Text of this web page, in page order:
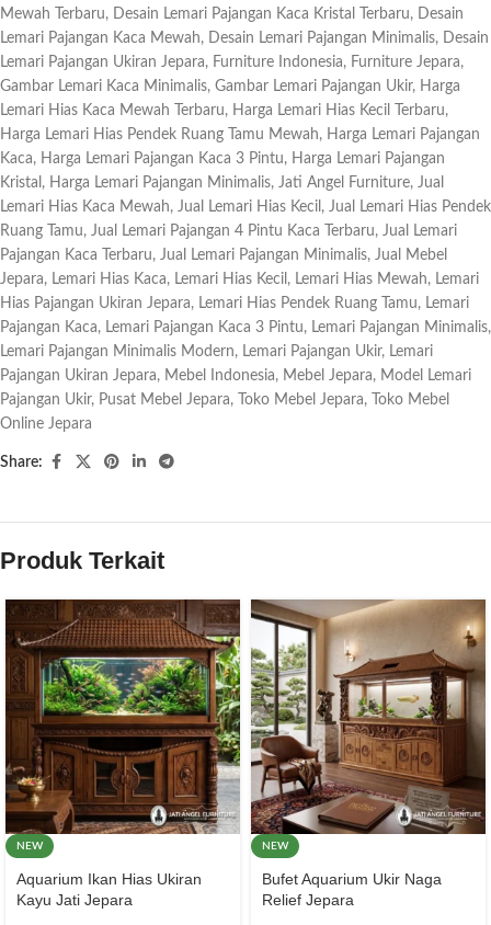
Mewah Terbaru, Desain Lemari Pajangan Kaca Kristal Terbaru, Desain
Lemari Pajangan Kaca Mewah, Desain Lemari Pajangan Minimalis, Desain
Lemari Pajangan Ukiran Jepara, Furniture Indonesia, Furniture Jepara,
Gambar Lemari Kaca Minimalis, Gambar Lemari Pajangan Ukir, Harga
Lemari Hias Kaca Mewah Terbaru, Harga Lemari Hias Kecil Terbaru,
Harga Lemari Hias Pendek Ruang Tamu Mewah, Harga Lemari Pajangan
Kaca, Harga Lemari Pajangan Kaca 3 Pintu, Harga Lemari Pajangan
Kristal , Harga Lemari Pajangan Minimalis, Jati Angel Furniture, Jual
Lemari Hias Kaca Mewah, Jual Lemari Hias Kecil , Jual Lemari Hias Pendek
Ruang Tamu, Jual Lemari Pajangan 4 Pintu Kaca Terbaru, Jual Lemari
Pajangan Kaca Terbaru, Jual Lemari Pajangan Minimalis, Jual Mebel
Jepara, Lemari Hias Kaca, Lemari Hias Kecil , Lemari Hias Mewah, Lemari
Hias Pajangan Ukiran Jepara, Lemari Hias Pendek Ruang Tamu, Lemari
Pajangan Kaca, Lemari Pajangan Kaca 3 Pintu, Lemari Pajangan Minimalis,
Lemari Pajangan Minimalis Modern, Lemari Pajangan Ukir, Lemari
Pajangan Ukiran Jepara, Mebel Indonesia, Mebel Jepara, Model Lemari
Pajangan Ukir, Pusat Mebel Jepara, Toko Mebel Jepara,
Toko Mebel
Online Jepara
Share:
Produk Terkait
NEW
Aquarium Ikan Hias Ukiran
Kayu Jati Jepara
NEW
Bufet Aquarium Ukir Naga
Relief Jepara